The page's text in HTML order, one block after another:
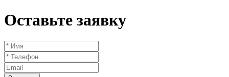
Оставьте заявку